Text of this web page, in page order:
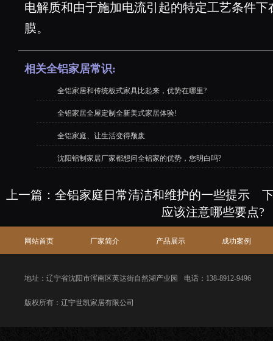
电解质和由于施加电流引起的特定工艺条件
膜。
相关全铝家居常识:
全铝家居和传统板式家具比起来，优势在哪里?
全铝家居全屋定制全新美式家居体验!
全铝家庭、让生活变得颓废
沈阳铝制家居厂家都想问全铝家的优势，您明白吗?
上一篇： 全铝家庭日常清洁和维护的一些提示 下
应该注意哪些要点?
网站首页 厂家简介 产品展示 成功案例
地址：辽宁省沈阳市浑南区英达街自然湖产业园 电话：138-8912-9496
版权所有：辽宁世凯家居有限公司